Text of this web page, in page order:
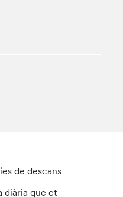
de descans
diària que et